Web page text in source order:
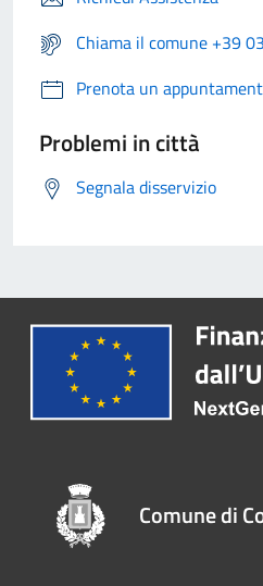
Chiama il comune +39
Prenota un
Problemi in città
Segnala disservizio
Comune di